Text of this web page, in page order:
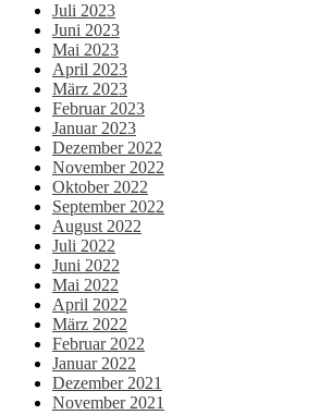
Juli 2023
Juni 2023
Mai 2023
April 2023
März 2023
Februar 2023
Januar 2023
Dezember 2022
November 2022
Oktober 2022
September 2022
August 2022
Juli 2022
Juni 2022
Mai 2022
April 2022
März 2022
Februar 2022
Januar 2022
Dezember 2021
November 2021